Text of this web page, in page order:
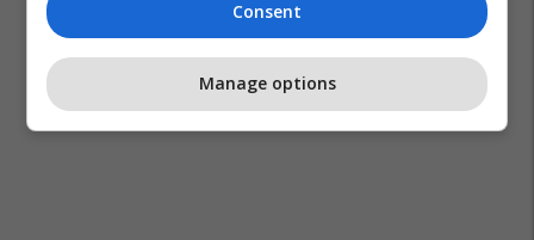
Consent
Manage options